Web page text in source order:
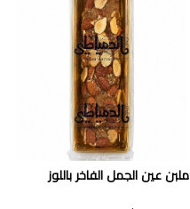
ملبن عين الجمل الفاخر باللوز